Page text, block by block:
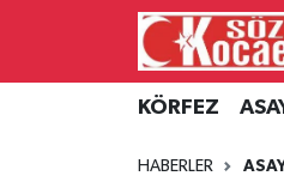
KÖRFEZ
HABERLER
Kocaeli Nöbetçi